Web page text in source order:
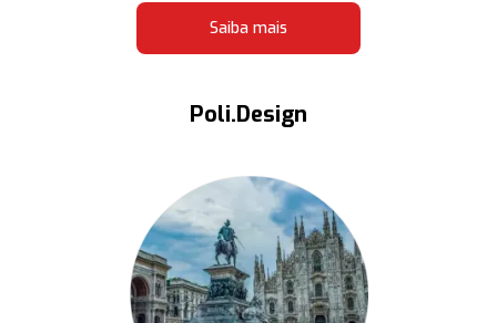
Saiba mais
Poli.Design